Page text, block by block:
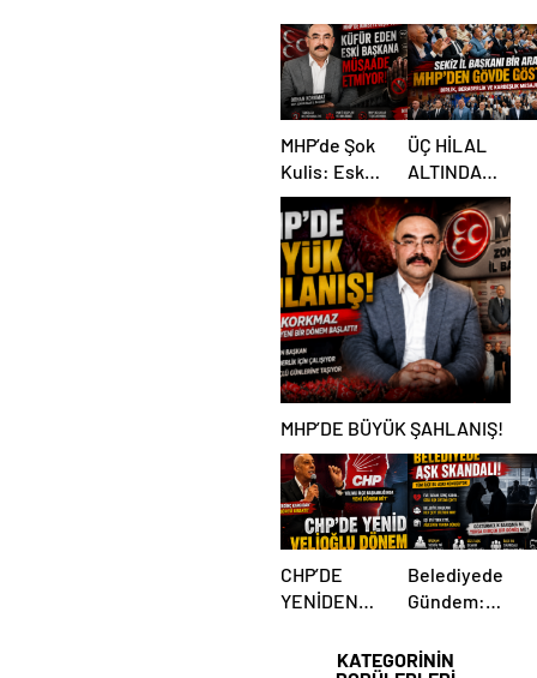
KATEGORİNİN
MHP’de Şok
Kulis: Eski
Başkan
Sahnede!
Korkmaz Yol
Vermiyor
ÜÇ HİLAL
ALTINDA
TARİHİ
BULUŞMA!
SEKİZ İL
BAŞKANI
BİR ARADA
MHP’DE BÜYÜK ŞAHLANIŞ!
CHP’DE
YENİDEN
DÖNEMİ Mİ?
Belediyede
Gündem:
İddiaları